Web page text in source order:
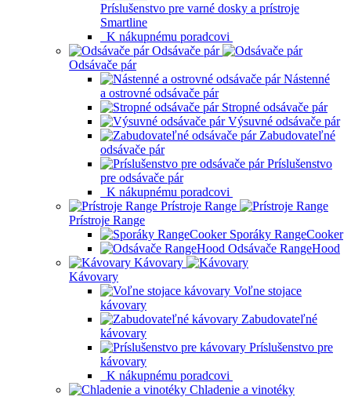
Príslušenstvo pre varné dosky a prístroje
Smartline
K nákupnému poradcovi
Odsávače pár
Odsávače pár
Nástenné
a ostrovné odsávače pár
Stropné odsávače pár
Výsuvné odsávače pár
Zabudovateľné
odsávače pár
Príslušenstvo
pre odsávače pár
K nákupnému poradcovi
Prístroje Range
Prístroje Range
Sporáky RangeCooker
Odsávače RangeHood
Kávovary
Kávovary
Voľne stojace
kávovary
Zabudovateľné
kávovary
Príslušenstvo pre
kávovary
K nákupnému poradcovi
Chladenie a vinotéky